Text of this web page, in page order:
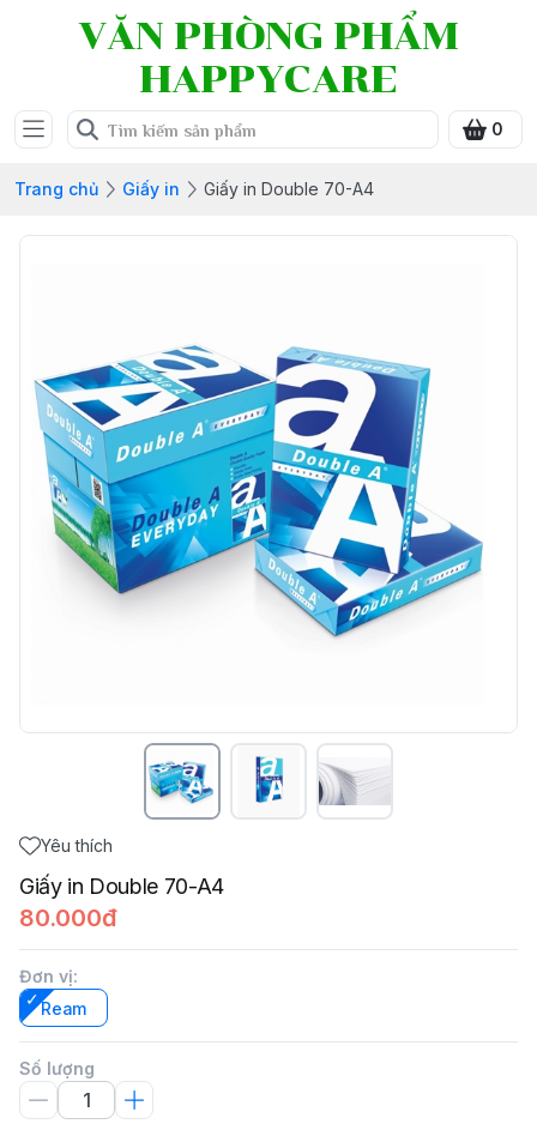
VĂN PHÒNG PHẨM
HAPPYCARE
0
Trang chủ Giấy in Giấy in Double 70-A4
Yêu thích
Giấy in Double 70-A4
80.000đ
Đơn vị:
Ream
Số lượng